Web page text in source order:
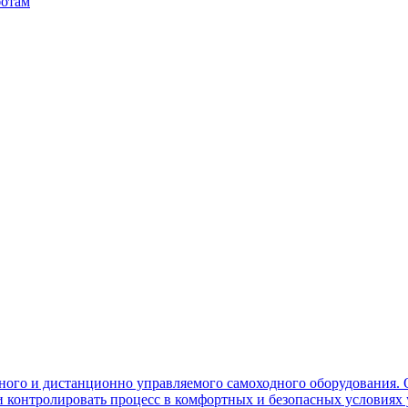
и дистанционно управляемого самоходного
процесс в комфортных и безопасных условиях